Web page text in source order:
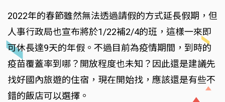
2022年的春節雖然無法透過請假的方式延長假期，但
人事行政局也宣布將於1/22補2/4的班，這樣一來即
可休長達9天的年假。不過目前為疫情期間，到時的
疫苗覆蓋率到哪？開放程度也未知？因此還是建議先
找好國內旅遊的住宿，現在開始找，應該還是有些不
錯的飯店可以選擇。